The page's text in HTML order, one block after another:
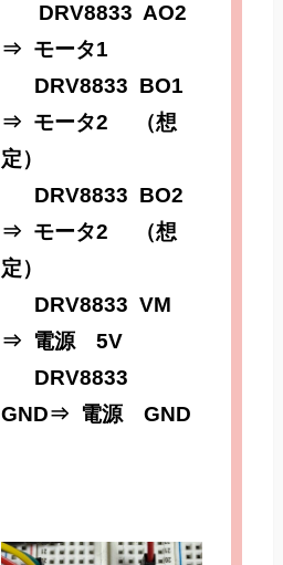
DRV8833 AO2
⇒ モータ1
DRV8833 BO1
⇒ モータ2 （想
定）
DRV8833 BO2
⇒ モータ2 （想
定）
DRV8833 VM
⇒ 電源 5V
DRV8833
GND⇒ 電源 GND